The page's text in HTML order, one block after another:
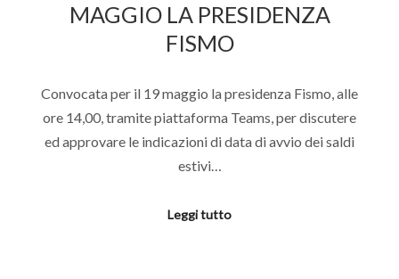
MAGGIO LA PRESIDENZA
FISMO
Convocata per il 19 maggio la presidenza Fismo, alle
ore 14,00, tramite piattaforma Teams, per discutere
ed approvare le indicazioni di data di avvio dei saldi
estivi…
Leggi tutto